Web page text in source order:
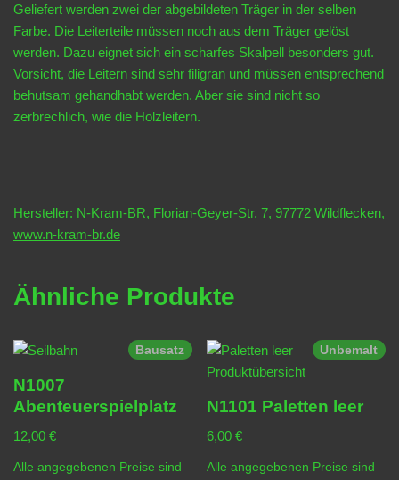
Geliefert werden zwei der abgebildeten Träger in der selben
Farbe. Die Leiterteile müssen noch aus dem Träger gelöst
werden. Dazu eignet sich ein scharfes Skalpell besonders gut.
Vorsicht, die Leitern sind sehr filigran und müssen entsprechend
behutsam gehandhabt werden. Aber sie sind nicht so
zerbrechlich, wie die Holzleitern.
Hersteller: N-Kram-BR, Florian-Geyer-Str. 7, 97772 Wildflecken,
www.n-kram-br.de
Ähnliche Produkte
Bausatz
N1007
Abenteuerspielplatz
12,00 €
Alle angegebenen Preise sind
Unbemalt
N1101 Paletten leer
6,00€
Alle angegebenen Preise sind